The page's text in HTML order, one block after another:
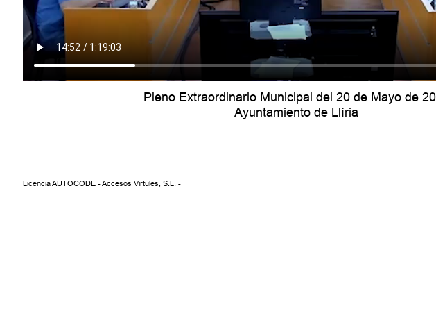
Pleno Extraordinario Municipal del 20 de Mayo de
Ayuntamiento de Llíria
Licencia AUTOCODE - Accesos Virtules, S.L. -